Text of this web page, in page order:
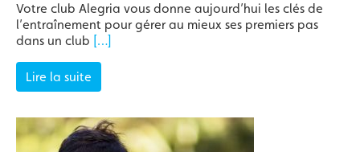
Votre club Alegria vous donne aujourd’hui les clés de
l’entraînement pour gérer au mieux ses premiers pas
dans un club […]
Lire la suite